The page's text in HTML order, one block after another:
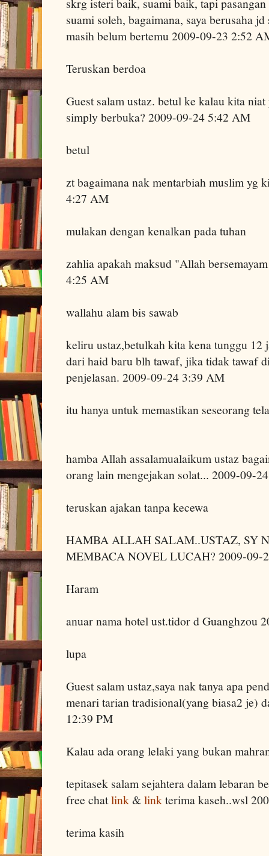
skrg isteri baik, suami baik, tapi
suami soleh, bagaimana, saya berusaha
masih belum bertemu 2009-09-23 2:52
Teruskan berdoa
Guest salam ustaz. betul ke kalau kita
simply berbuka? 2009-09-24 5:42 AM
betul
zt bagaimana nak mentarbiah muslim yg
4:27 AM
mulakan dengan kenalkan pada tuhan
zahlia apakah maksud "Allah
4:25 AM
wallahu alam bis sawab
keliru ustaz,betulkah kita kena tunggu 12
dari haid baru blh tawaf, jika tidak tawaf
penjelasan. 2009-09-24 3:39 AM
itu hanya untuk memastikan seseorang
hamba Allah assalamualaikum ustaz
orang lain mengejakan solat... 2009-09-
teruskan ajakan tanpa kecewa
HAMBA ALLAH SALAM..USTAZ, SY
MEMBACA NOVEL LUCAH? 2009-09-
Haram
anuar nama hotel ust.tidor d Guanghzou
lupa
Guest salam ustaz,saya nak tanya apa
menari tarian tradisional(yang biasa2 je)
12:39 PM
Kalau ada orang lelaki yang bukan
tepitasek salam sejahtera dalam lebaran
free chatlink&linkterima kaseh..wsl
terima kasih